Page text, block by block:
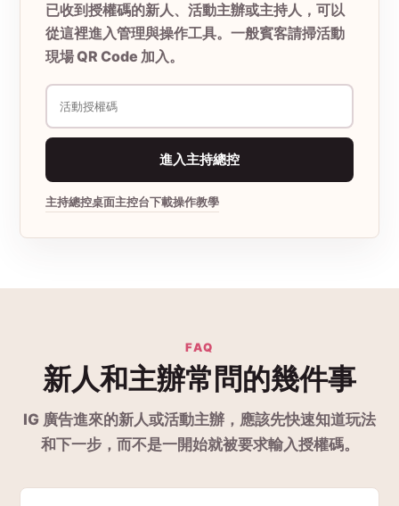
已收到授權碼的新人、活動主辦或主持人，可以
從這裡進入管理與操作工具。一般賓客請掃活動
現場 QR Code 加入。
進入主持總控
主持總控桌面主控台下載操作教學
FAQ
新人和主辦常問的幾件事
IG 廣告進來的新人或活動主辦，應該先快速知道玩法
和下一步，而不是一開始就被要求輸入授權碼。